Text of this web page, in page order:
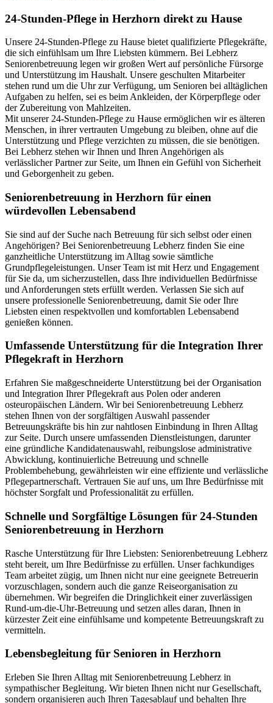
24-Stunden-Pflege in Herzhorn direkt zu Hause
Unsere 24-Stunden-Pflege zu Hause bietet qualifizierte Pflegekräfte,
die sich einfühlsam um Ihre Liebsten kümmern. Bei Lebherz
Seniorenbetreuung legen wir großen Wert auf persönliche Fürsorge
und Unterstützung im Haushalt. Unsere geschulten Mitarbeiter
stehen rund um die Uhr zur Verfügung, um Senioren bei alltäglichen
Aufgaben zu helfen, sei es beim Ankleiden, der Körperpflege oder
der Zubereitung von Mahlzeiten.
Mit unserer 24-Stunden-Pflege zu Hause ermöglichen wir es älteren
Menschen, in ihrer vertrauten Umgebung zu bleiben, ohne auf die
Unterstützung und Pflege verzichten zu müssen, die sie benötigen.
Bei Lebherz stehen wir Ihnen und Ihren Angehörigen als
verlässlicher Partner zur Seite, um Ihnen ein Gefühl von Sicherheit
und Geborgenheit zu geben.
Senioren­betreuung in Herzhorn für einen
würdevollen Lebensabend
Sie sind auf der Suche nach Betreuung für sich selbst oder einen
Angehörigen? Bei Seniorenbetreuung Lebherz finden Sie eine
ganzheitliche Unterstützung im Alltag sowie sämtliche
Grundpflegeleistungen. Unser Team ist mit Herz und Engagement
für Sie da, um sicherzustellen, dass Ihre individuellen Bedürfnisse
und Anforderungen stets erfüllt werden. Verlassen Sie sich auf
unsere professionelle Seniorenbetreuung, damit Sie oder Ihre
Liebsten einen respektvollen und komfortablen Lebensabend
genießen können.
Umfassende Unterstützung für die Integration Ihrer
Pflegekraft in Herzhorn
Erfahren Sie maßgeschneiderte Unterstützung bei der Organisation
und Integration Ihrer Pflegekraft aus Polen oder anderen
osteuropäischen Ländern. Wir bei Seniorenbetreuung Lebherz
stehen Ihnen von der sorgfältigen Auswahl passender
Betreuungskräfte bis hin zur nahtlosen Einbindung in Ihren Alltag
zur Seite. Durch unsere umfassenden Dienstleistungen, darunter
eine gründliche Kandidatenauswahl, reibungslose administrative
Abwicklung, kontinuierliche Betreuung und schnelle
Problembehebung, gewährleisten wir eine effiziente und verlässliche
Pflegepartnerschaft. Vertrauen Sie auf uns, um Ihre Bedürfnisse mit
höchster Sorgfalt und Professionalität zu erfüllen.
Schnelle und Sorgfältige Lösungen für 24-Stunden
Seniorenbetreuung in Herzhorn
Rasche Unterstützung für Ihre Liebsten: Seniorenbetreuung Lebherz
steht bereit, um Ihre Bedürfnisse zu erfüllen. Unser fachkundiges
Team arbeitet zügig, um Ihnen nicht nur eine geeignete Betreuerin
vorzuschlagen, sondern auch die ganze Reiseorganisation zu
übernehmen. Wir begreifen die Dringlichkeit einer zuverlässigen
Rund-um-die-Uhr-Betreuung und setzen alles daran, Ihnen in
kürzester Zeit eine einfühlsame und kompetente Betreuungskraft zu
vermitteln.
Lebensbegleitung für Senioren in Herzhorn
Erleben Sie Ihren Alltag mit Seniorenbetreuung Lebherz in
sympathischer Begleitung. Wir bieten Ihnen nicht nur Gesellschaft,
sondern organisieren auch Ihren Tagesablauf und behalten Ihre